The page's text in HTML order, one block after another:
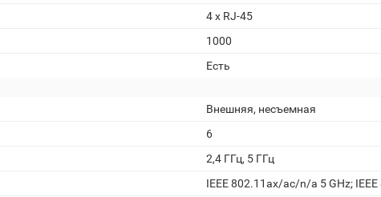
4 x RJ-45
1000
Есть
Внешняя, несъемная
6
2,4 ГГц, 5 ГГц
IEEE 802.11ax/ac/n/a 5 GHz;